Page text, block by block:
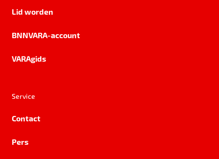
Lid worden
BNNVARA-account
VARAgids
Service
Contact
Pers